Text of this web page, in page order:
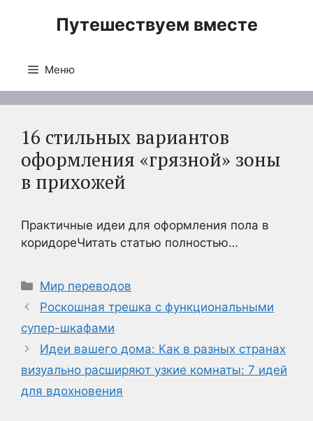
Путешествуем вместе
Меню
16 стильных вариантов
оформления «грязной» зоны
в прихожей
Практичные идеи для оформления пола в
коридореЧитать статью полностью…
Рубрики
Мир переводов
Роскошная трешка с функциональными
супер-шкафами
Идеи вашего дома: Как в разных странах
визуально расширяют узкие комнаты: 7 идей
для вдохновения